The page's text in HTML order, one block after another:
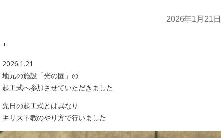
2026年1月21日
+
2026.1.21
地元の施設「光の園」の
起工式へ参加させていただきました
先日の起工式とは異なり
キリスト教のやり方で行いました